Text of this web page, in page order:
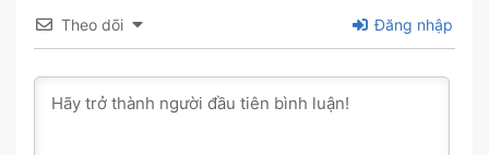
Theo dõi Đăng nhập